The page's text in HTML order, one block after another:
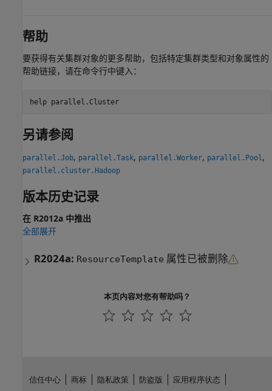
帮助
要获得有关集群对象的更多帮助，包括特定集群类型和对象属性的
帮助链接，请在命令行中键入：
help parallel.Cluster
另请参阅
parallel.Job, parallel.Task, parallel.Worker, parallel.Pool ,
parallel.cluster.Hadoop
版本历史记录
在 R2012a 中推出
全部展开
R2024a: ResourceTemplate 属性已被删除
本页内容对您有帮助吗？
信任中心 商标 隐私政策 防盗版
应用程序状态